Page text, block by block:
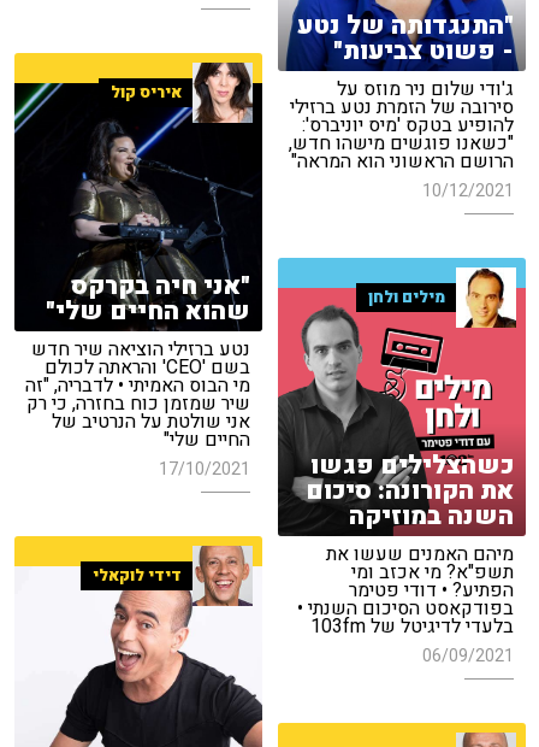
"התנגדותה של נטע
- פשוט צביעות"
ג'ודי שלום ניר מוזס על
סירובה של הזמרת נטע ברזילי
להופיע בטקס 'מיס יוניברס':
"כשאנו פוגשים מישהו חדש,
הרושם הראשוני הוא המראה"
10/12/2021
איריס קול
"אני חיה בקרקס
שהוא החיים שלי"
נטע ברזילי הוציאה שיר חדש
בשם 'CEO' והראתה לכולם
מי הבוס האמיתי • לדבריה, "זה
שיר שמזמן כוח בחזרה, כי רק
אני שולטת על הנרטיב של
החיים שלי"
17/10/2021
מילים ולחן
כשהצלילים פגשו
את הקורונה: סיכום
השנה במוזיקה
מיהם האמנים שעשו את
תשפ"א? מי אכזב ומי
הפתיע? • דודי פטימר
בפודקאסט הסיכום השנתי •
בלעדי לדיגיטל של 103fm
06/09/2021
דידי לוקאלי